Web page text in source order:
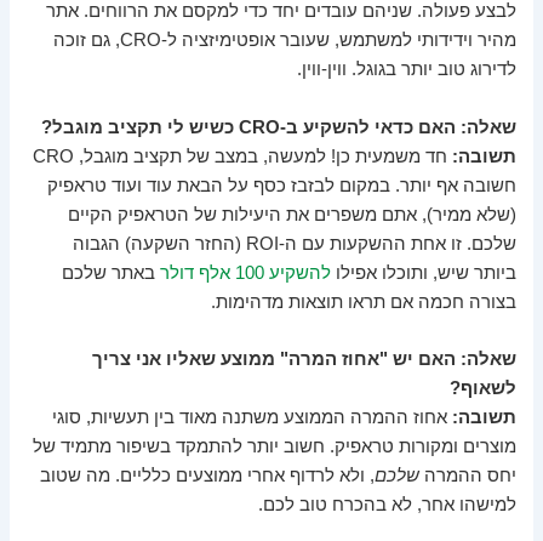
לבצע פעולה. שניהם עובדים יחד כדי למקסם את הרווחים. אתר
מהיר וידידותי למשתמש, שעובר אופטימיזציה ל-CRO, גם זוכה
לדירוג טוב יותר בגוגל. ווין-ווין.
שאלה: האם כדאי להשקיע ב-CRO כשיש לי תקציב מוגבל?
תשובה:
חד משמעית כן! למעשה, במצב של תקציב מוגבל, CRO
חשובה אף יותר. במקום לבזבז כסף על הבאת עוד ועוד טראפיק
(שלא ממיר), אתם משפרים את היעילות של הטראפיק הקיים
שלכם. זו אחת ההשקעות עם ה-ROI (החזר השקעה) הגבוה
ביותר שיש, ותוכלו אפילולהשקיע 100 אלף דולר
באתר שלכם
בצורה חכמה אם תראו תוצאות מדהימות.
שאלה: האם יש "אחוז המרה" ממוצע שאליו אני צריך
לשאוף?
תשובה: אחוז ההמרה הממוצע משתנה מאוד בין תעשיות, סוגי
מוצרים ומקורות טראפיק. חשוב יותר להתמקד בשיפור מתמיד של
יחס ההמרהשלכם, ולא לרדוף אחרי ממוצעים כלליים. מה שטוב
למישהו אחר, לא בהכרח טוב לכם.